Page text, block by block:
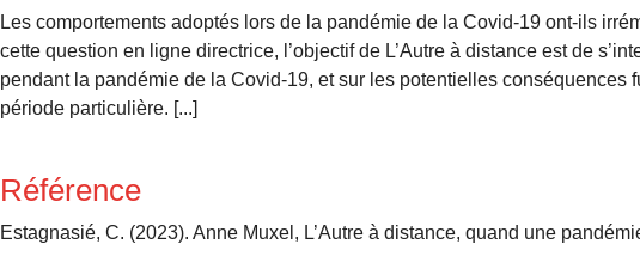
Les comportements adoptés lors de la pandémie de la Covid-19 ont-ils
cette question en ligne directrice, l’objectif de L’Autre à distance est de
pendant la pandémie de la Covid-19, et sur les potentielles
période particulière. [...]
Référence
Estagnasié, C. (2023). Anne Muxel, L’Autre à distance, quand une